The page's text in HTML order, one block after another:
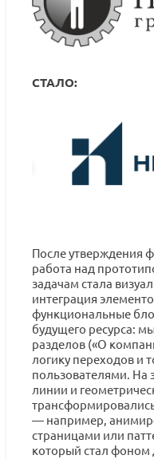
СТАЛО:
После утверждения
работа над
задачам стала
интеграция
функциональные
будущего ресурса:
разделов («О
логику переходов и
пользователями. На
линии и
— например,
страницами или
который стал